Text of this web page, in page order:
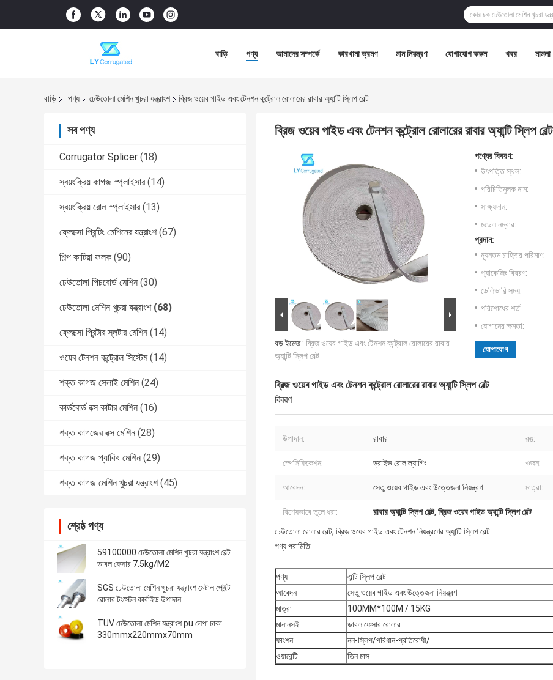
বাড়ি পণ্য আমাদের সম্পর্কে কারখানা ভ্রমণ মান নিয়ন্ত্রণ যোগাযোগ করুন খবর মামলা
বাড়ি পণ্য ঢেউতোলা মেশিন খুচরা যন্ত্রাংশ ব্রিজ ওয়েব গাইড এবং টেনশন কন্ট্রোল রোলারের রাবার অ্যান্টি স্লিপ বেল্ট
সব পণ্য
Corrugator Splicer (18)
স্বয়ংক্রিয় কাগজ স্প্লাইসার (14)
স্বয়ংক্রিয় রোল স্প্লাইসার (13)
ফ্লেক্সো প্রিন্টিং মেশিনের যন্ত্রাংশ (67)
শিল্প কাটিয়া ফলক (90)
ঢেউতোলা পিচবোর্ড মেশিন (30)
ঢেউতোলা মেশিন খুচরা যন্ত্রাংশ (68)
ফ্লেক্সো প্রিন্টার স্লটার মেশিন (14)
ওয়েব টেনশন কন্ট্রোল সিস্টেম (14)
শক্ত কাগজ সেলাই মেশিন (24)
কার্ডবোর্ড বক্স কাটার মেশিন (16)
শক্ত কাগজের বক্স মেশিন (28)
শক্ত কাগজ প্যাকিং মেশিন (29)
শক্ত কাগজ মেশিন খুচরা যন্ত্রাংশ (45)
শ্রেষ্ঠ পণ্য
59100000 ঢেউতোলা মেশিন খুচরা যন্ত্রাংশ বেল্ট
ডাবল ফেসার 7.5kg/M2
SGS ঢেউতোলা মেশিন খুচরা যন্ত্রাংশ মেটাল পেইন্ট
রোলার টংস্টেন কার্বাইড উপাদান
TUV ঢেউতোলা মেশিন যন্ত্রাংশ pu লেপা চাকা
330mmx220mmx70mm
ব্রিজ ওয়েব গাইড এবং টেনশন কন্ট্রোল রোলারের রাবার অ্যান্টি স্লিপ বেল্ট
বড় ইমেজ : ব্রিজ ওয়েব গাইড এবং টেনশন কন্ট্রোল রোলারের রাবার
অ্যান্টি স্লিপ বেল্ট
পণ্যের বিবরণ:
উৎপত্তি স্থল:
পরিচিতিমুলক নাম:
সাক্ষ্যদান:
মডেল নম্বার:
প্রদান:
ন্যূনতম চাহিদার পরিমাণ:
প্যাকেজিং বিবরণ:
ডেলিভারি সময়:
পরিশোধের শর্ত:
যোগানের ক্ষমতা:
যোগাযোগ
ব্রিজ ওয়েব গাইড এবং টেনশন কন্ট্রোল রোলারের রাবার অ্যান্টি স্লিপ বেল্ট
বিবরণ
উপাদান: রাবার রঙ:
স্পেসিফিকেশন: ড্রাইভ রোল ল্যাগিং ওজন:
আবেদন: সেতু ওয়েব গাইড এবং উত্তেজনা নিয়ন্ত্রণ মাত্রা:
বিশেষভাবে তুলে ধরা: রাবার অ্যান্টি স্লিপ বেল্ট, ব্রিজ ওয়েব গাইড অ্যান্টি স্লিপ বেল্ট
ঢেউতোলা রোলার বেল্ট, ব্রিজ ওয়েব গাইড এবং টেনশন নিয়ন্ত্রণের অ্যান্টি স্লিপ বেল্ট
পণ্য পরামিতি:
পণ্য
এন্টি স্লিপ বেল্ট
আবেদন
সেতু ওয়েব গাইড এবং উত্তেজনা নিয়ন্ত্রণ
মাত্রা
100MM*100M / 15KG
মানানসই
ডাবল ফেসার রোলার
ফাংশন
নন-স্লিপ/পরিধান-প্রতিরোধী/
ওয়ারেন্টি
তিন মাস